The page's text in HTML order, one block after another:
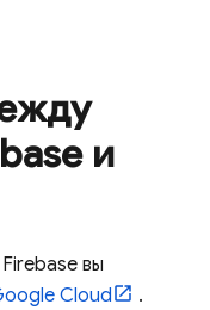
и
вы
Cloud
.